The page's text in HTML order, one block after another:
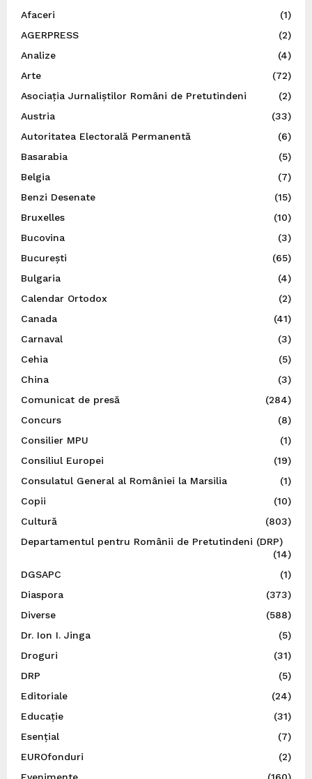
Afaceri
(1)
AGERPRESS
(2)
Analize
(4)
Arte
(72)
Asociația Jurnaliștilor Români de Pretutindeni
(2)
Austria
(33)
Autoritatea Electorală Permanentă
(6)
Basarabia
(5)
Belgia
(7)
Benzi Desenate
(15)
Bruxelles
(10)
Bucovina
(3)
București
(65)
Bulgaria
(4)
Calendar Ortodox
(2)
Canada
(41)
Carnaval
(3)
Cehia
(5)
China
(3)
Comunicat de presă
(284)
Concurs
(8)
Consilier MPU
(1)
Consiliul Europei
(19)
Consulatul General al României la Marsilia
(1)
Copii
(10)
Cultură
(803)
Departamentul pentru Românii de Pretutindeni (DRP)
(14)
DGSAPC
(1)
Diaspora
(373)
Diverse
(588)
Dr. Ion I. Jinga
(5)
Droguri
(31)
DRP
(5)
Editoriale
(24)
Educație
(31)
Esențial
(7)
EUROfonduri
(2)